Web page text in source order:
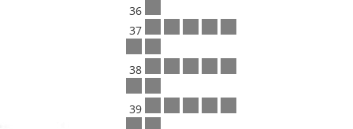
36
37
38
39